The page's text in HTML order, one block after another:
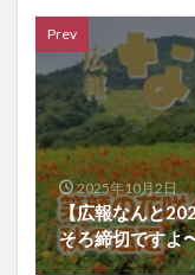
Prev
2025年10月2日
【広報なんと
そろ締切ですよ